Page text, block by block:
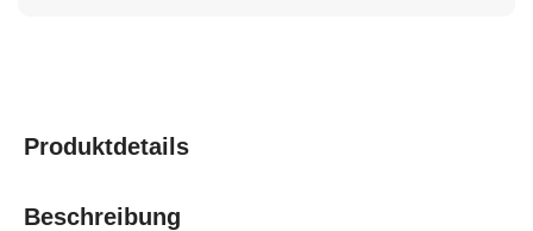
Produktdetails
Beschreibung